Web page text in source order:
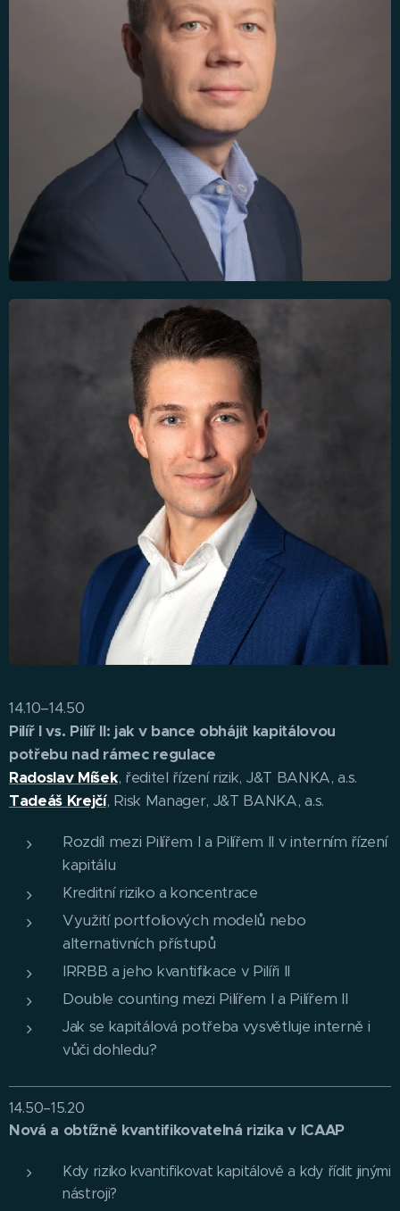
14.10–14.50
Pilíř I vs. Pilíř II: jak v bance obhájit kapitálovou
potřebu nad rámec regulace
Radoslav Míšek, ředitel řízení rizik, J&T BANKA, a.s.
Tadeáš Krejčí, Risk Manager, J&T BANKA, a.s.
Rozdíl mezi Pilířem I a Pilířem II v interním řízení
kapitálu
Kreditní riziko a koncentrace
Využití portfoliových modelů nebo
alternativních přístupů
IRRBB a jeho kvantifikace v Pilíři II
Double counting mezi Pilířem I a Pilířem II
Jak se kapitálová potřeba vysvětluje interně i
vůči dohledu?
14.50–15.20
Nová a obtížně kvantifikovatelná rizika v ICAAP
Kdy riziko kvantifikovat kapitálově a kdy řídit jinými
nástroji?